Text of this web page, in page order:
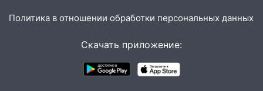
В следственном управлении
состоялось торжественное
празднованию Дня сотрудника органов
следствия Российской Федерации
Политика в отношении обработки персональных данных
Скачать приложение: